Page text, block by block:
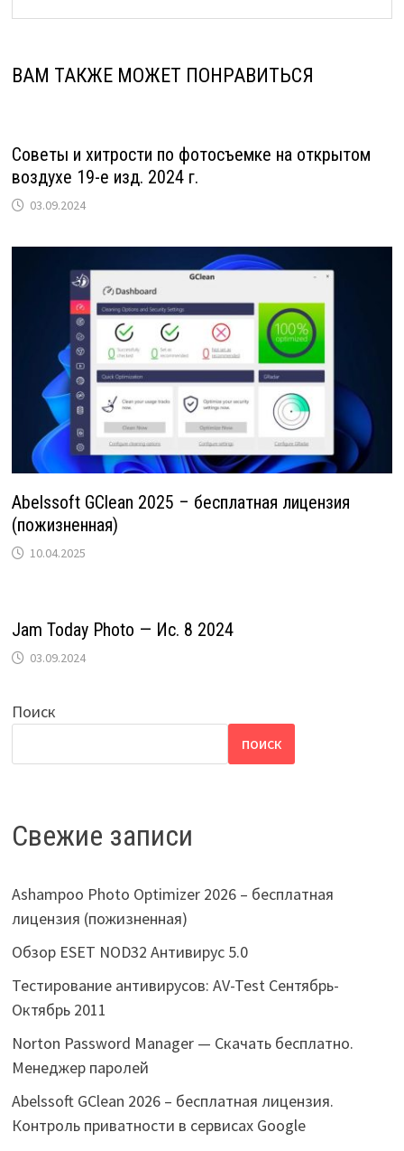
ВАМ ТАКЖЕ МОЖЕТ ПОНРАВИТЬСЯ
Советы и хитрости по фотосъемке на открытом
воздухе 19-е изд. 2024 г.
03.09.2024
Abelssoft GClean 2025 – бесплатная лицензия
(пожизненная)
10.04.2025
Jam Today Photo — Ис. 8 2024
03.09.2024
Поиск
ПОИСК
Свежие записи
Ashampoo Photo Optimizer 2026 – бесплатная
лицензия (пожизненная)
Обзор ESET NOD32 Антивирус 5.0
Тестирование антивирусов: AV-Test Сентябрь-
Октябрь 2011
Norton Password Manager — Скачать бесплатно.
Менеджер паролей
Abelssoft GClean 2026 – бесплатная лицензия.
Контроль приватности в сервисах Google